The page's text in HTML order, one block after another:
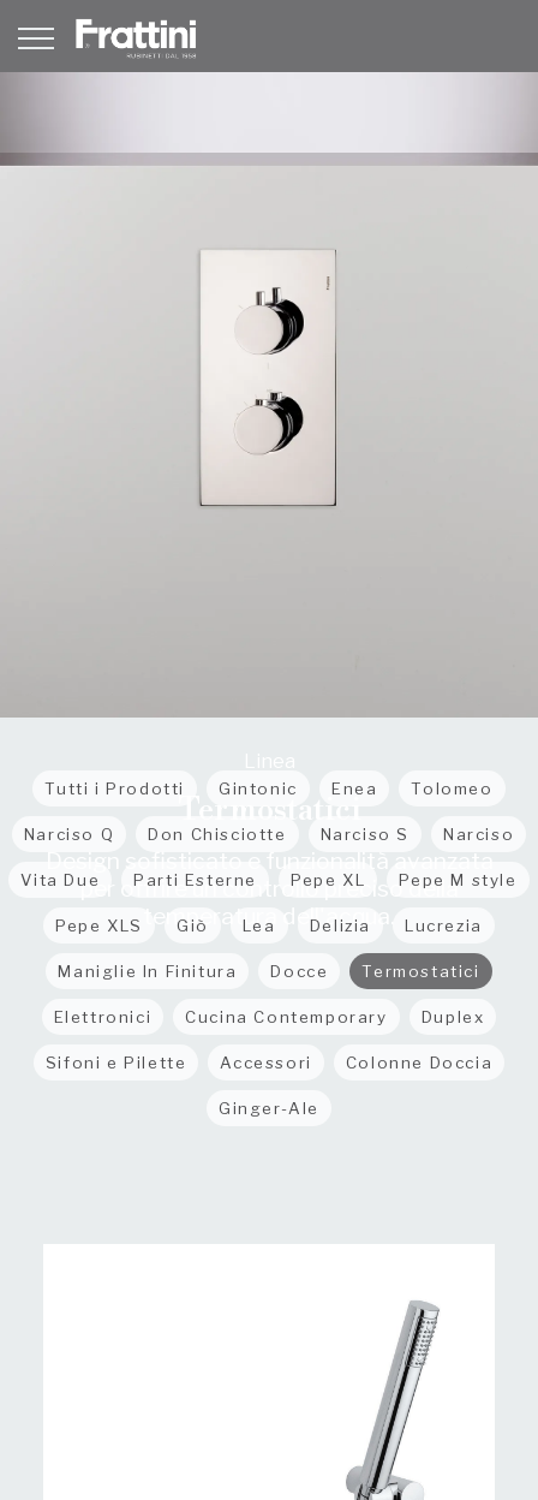
per offrire un controllo preciso della
temperatura dell'acqua.
Tutti i Prodotti Gintonic Enea Tolomeo
Narciso Q Don Chisciotte Narciso S Narciso
Vita Due Parti Esterne Pepe XL Pepe M style
Pepe XLS Giò Lea Delizia Lucrezia
Maniglie In Finitura Docce Termostatici
Elettronici Cucina Contemporary Duplex
Sifoni e Pilette Accessori Colonne Doccia
Ginger-Ale